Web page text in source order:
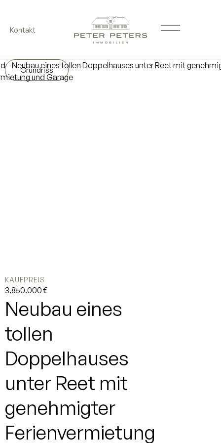
Kontakt
Grundriss
KAUFPREIS
3.850.000 €
Neubau eines
tollen
Doppelhauses
unter Reet mit
genehmigter
Ferienvermietung